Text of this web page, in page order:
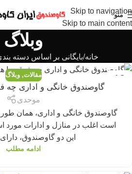
Skip to navigation
Skip to main content
منو
وبلاگ
خانه بایگانی بر اساس دسته
13 مقالات,وبلاگ
گاوصندوق خانگی و اداری چه
موحدی
گاوصندوق خانگی و اداری، همان
است اغلب در منازل و ادارات مورد
این دو گاوصندوق،
ادامه مطلب